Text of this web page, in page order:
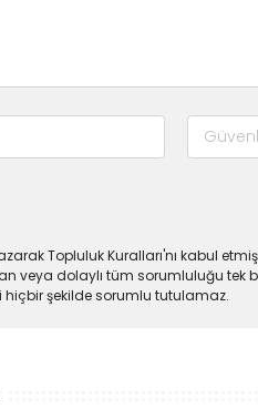
Topluluk Kuralları'nı kabul
veya dolaylı tüm sorumluluğu tek
şekilde sorumlu tutulamaz.